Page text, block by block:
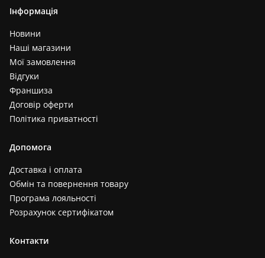
Інформація
Новини
Наші магазини
Мої замовлення
Відгуки
Франшиза
Договір оферти
Політика приватності
Допомога
Доставка і оплата
Обмін та повернення товару
Програма лояльності
Розрахунок сертифікатом
Контакти